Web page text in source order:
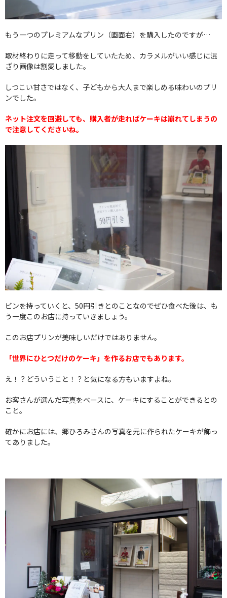
もう一つのプレミアムなプリン（画面右）を購入したのですが…
取材終わりに走って移動をしていたため、カラメルがいい感じに混
ざり画像は割愛しました。
しつこい甘さではなく、子どもから大人まで楽しめる味わいのプリ
ンでした。
ネット注文を回避しても、購入者が走ればケーキは崩れてしまうの
で注意してくださいね。
ビンを持っていくと、50円引きとのことなのでぜひ食べた後は、も
う一度このお店に持っていきましょう。
このお店プリンが美味しいだけではありません。
「世界にひとつだけのケーキ」を作るお店でもあります。
え！？どういうこと！？と気になる方もいますよね。
お客さんが選んだ写真をベースに、ケーキにすることができるとの
こと。
確かにお店には、郷ひろみさんの写真を元に作られたケーキが飾っ
てありました。